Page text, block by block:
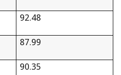
92.48
87.99
90.35